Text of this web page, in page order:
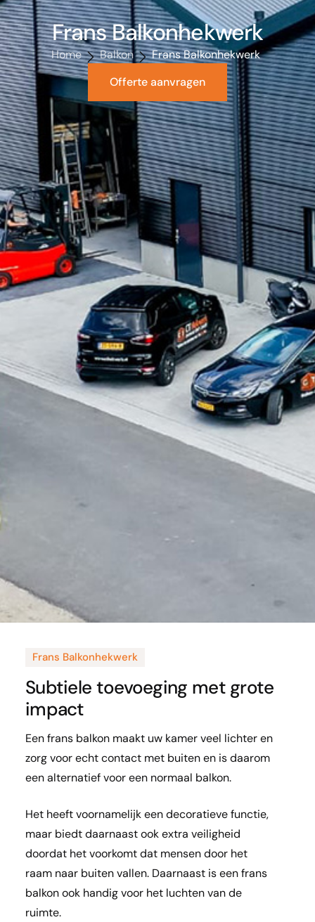
Frans Balkonhekwerk
Home Balkon
Frans Balkonhekwerk
Offerte aanvragen
Frans Balkonhekwerk
Subtiele toevoeging met grote
impact
Een frans balkon maakt uw kamer veel lichter en
zorg voor echt contact met buiten en is daarom
een alternatief voor een normaal balkon.
Het heeft voornamelijk een decoratieve functie,
maar biedt daarnaast ook extra veiligheid
doordat het voorkomt dat mensen door het
raam naar buiten vallen. Daarnaast is eenfrans
balkon ook handig voor het luchten van de
ruimte.